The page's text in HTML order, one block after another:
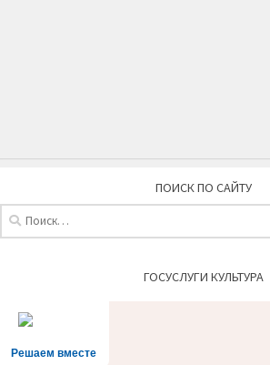
ПОИСК ПО САЙТУ
ГОСУСЛУГИ КУЛЬТУРА
Решаем вместе